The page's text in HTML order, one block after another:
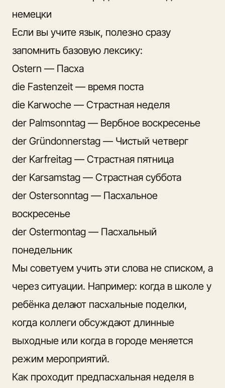
немецки
Если вы учите язык, полезно сразу
запомнить базовую лексику:
Ostern — Пасха
die Fastenzeit — время поста
die Karwoche — Страстная неделя
der Palmsonntag — Вербное воскресенье
der Gründonnerstag — Чистый четверг
der Karfreitag — Страстная пятница
der Karsamstag — Страстная суббота
der Ostersonntag — Пасхальное
воскресенье
der Ostermontag — Пасхальный
понедельник
Мы советуем учить эти слова не списком, а
через ситуации. Например: когда в школе у
ребёнка делают пасхальные поделки,
когда коллеги обсуждают длинные
выходные или когда в городе меняется
режим мероприятий.
Как проходит предпасхальная неделя в